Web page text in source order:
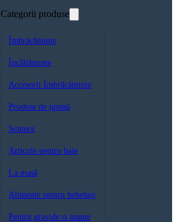
Categorii produse
Îmbrăcăminte
Încălțăminte
Accesorii Îmbrăcăminte
Produse de igienă
Scutece
Articole pentru baie
La masă
Alimente pentru bebeluși
Pentru gravide si mame